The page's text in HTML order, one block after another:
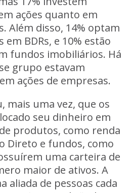
ações quanto em
Além disso, 14% optam
BDRs, e 10% estão
fundos imobiliários. Há
grupo estavam
ações de empresas.
mais uma vez, que os
seu dinheiro em
produtos, como renda
Direto e fundos, como
uma carteira de
maior de ativos. A
aliada de pessoas cada